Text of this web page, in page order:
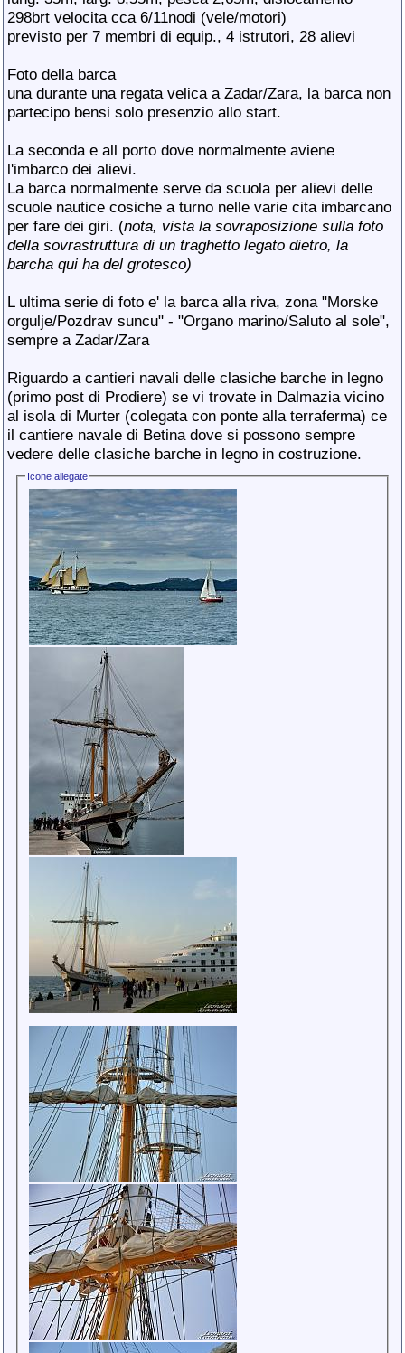
298brt velocita cca 6/11nodi (vele/motori)
previsto per 7 membri di equip., 4 istrutori, 28 alievi
Foto della barca
una durante una regata velica a Zadar/Zara, la barca non
partecipo bensi solo presenzio allo start.
La seconda e all porto dove normalmente aviene
l'imbarco dei alievi.
La barca normalmente serve da scuola per alievi delle
scuole nautice cosiche a turno nelle varie cita imbarcano
per fare dei giri. (nota, vista la sovraposizione sulla foto
della sovrastruttura di un traghetto legato dietro, la
barcha qui ha del grotesco)
L ultima serie di foto e' la barca alla riva, zona "Morske
orgulje/Pozdrav suncu" - "Organo marino/Saluto al sole",
sempre a Zadar/Zara
Riguardo a cantieri navali delle clasiche barche in legno
(primo post di Prodiere) se vi trovate in Dalmazia vicino
al isola di Murter (colegata con ponte alla terraferma) ce
il cantiere navale di Betina dove si possono sempre
vedere delle clasiche barche in legno in costruzione.
Icone allegate